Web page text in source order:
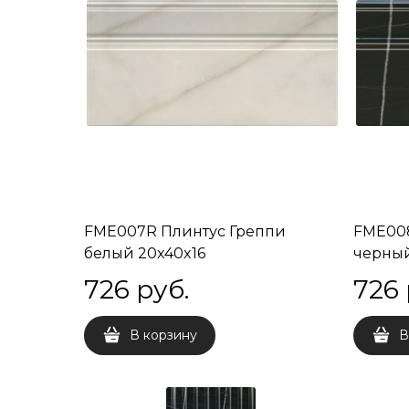
FME007R Плинтус Греппи
белый 20x40x16
726 руб.
В корзину
726